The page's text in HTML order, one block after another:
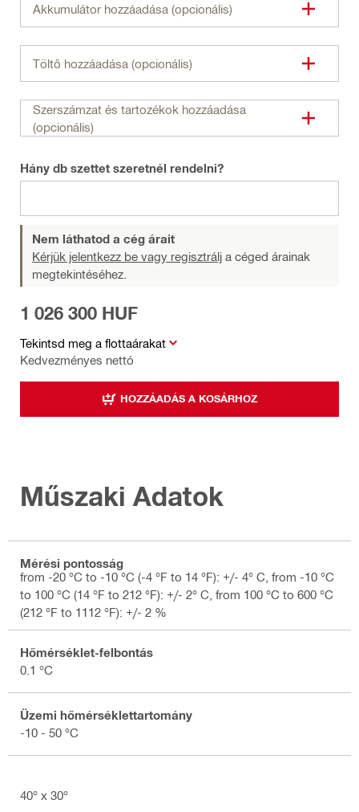
Akkumulátor hozzáadása (opcionális)
Töltő hozzáadása (opcionális)
Szerszámzat és tartozékok hozzáadása
(opcionális)
Hány db szettet szeretnél rendelni?
Nem láthatod a cég árait
Kérjük jelentkezz be vagy regisztrálj a céged árainak
megtekintéséhez.
Tekintsd meg a flottaárakat
Kedvezményes nettó
1 026 300 HUF
HOZZÁADÁS A KOSÁRHOZ
Műszaki Adatok
Mérési pontosság
from -20 °C to -10 °C (-4 °F to 14 °F): +/- 4° C, from -10 °C
to 100 °C (14 °F to 212 °F): +/- 2° C, from 100 °C to 600 °C
(212 °F to 1112 °F): +/- 2 %
Hőmérséklet-felbontás
0.1 °C
Üzemi hőmérséklettartomány
-10 - 50 °C
40° x 30°